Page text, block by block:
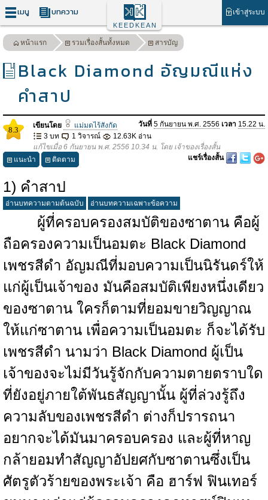
เมนู บทความ เข้าสู่ระบบ
KEEDKEAN
หน้าแรก รวมเรื่องสั้นทั้งหมด สารบัญ
Black Diamond อัญมณีแห่ง
คำสาป
8.3 เขียนโดย แม่มดไร้สังกัด วันที่ 5 กันยายน พ.ศ. 2556 เวลา 15.22 น.
3 บท
1 วิจารณ์
12.63K อ่าน
แก้ไขเมื่อ 6 กันยายน พ.ศ. 2556 10.34 น. โดย เจ้าของเรื่องสั้น
แนะนำ
ติดตาม แชร์เรื่องสั้น
1) คำสาป
อ่านบทความตามต้นฉบับ อ่านบทความเฉพาะข้อความ
ผู้ที่ครอบครองสมบัติของซาตาน คือผู้
ถือครองความเป็นอมตะ Black Diamond
เพชรสีดำ อัญมณีที่มอบความเป็นนิรันดร์ให้
แก่ผู้เป็นเจ้าของ มันคือสมบัติเพียงหนึ่งเดียว
ของซาตาน ใครก็ตามที่ยอมขายวิญญาณ
ให้แก่ซาตาน เพื่อความเป็นอมตะ ก็จะได้รับ
เพชรสีดำ นามว่า Black Diamond ผู้เป็น
เจ้าของจะไม่มีวันรู้จักกับความตายตราบใด
ที่ยังอยู่ภายใต้พันธสัญญานั้น ผู้ที่ล่วงรู้ถึง
ความลับของเพชรสีดำ ต่างก็ปรารถนา
อยากจะได้มันมาครอบครอง และผู้ที่หาญ
กล้ายอมทำสัญญาอัปยศกับซาตานซึ่งเป็น
ศัตรูตัวร้ายของพระเจ้า คือ ฮาร์ฟ ฟินเทอร์